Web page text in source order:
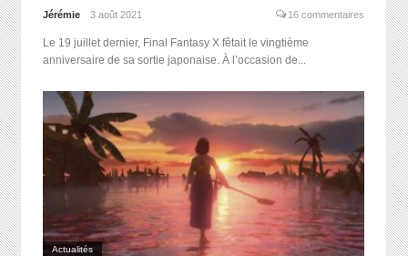
Jérémie 3 août 2021 16 commentaires
Le 19 juillet dernier, Final Fantasy X fêtait le vingtième
anniversaire de sa sortie japonaise. À l’occasion de...
Actualités